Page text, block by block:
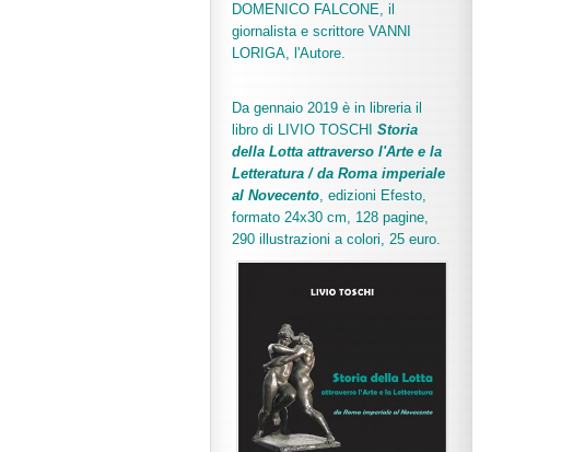
DOMENICO FALCONE, il
giornalista e scrittore VANNI
LORIGA, l'Autore.
Da gennaio 2019 è in libreria il
libro di LIVIO TOSCHI Storia
della Lotta attraverso l'Arte e la
Letteratura / da Roma imperiale
al Novecento, edizioni Efesto,
formato 24x30 cm, 128 pagine,
290 illustrazioni a colori, 25 euro.